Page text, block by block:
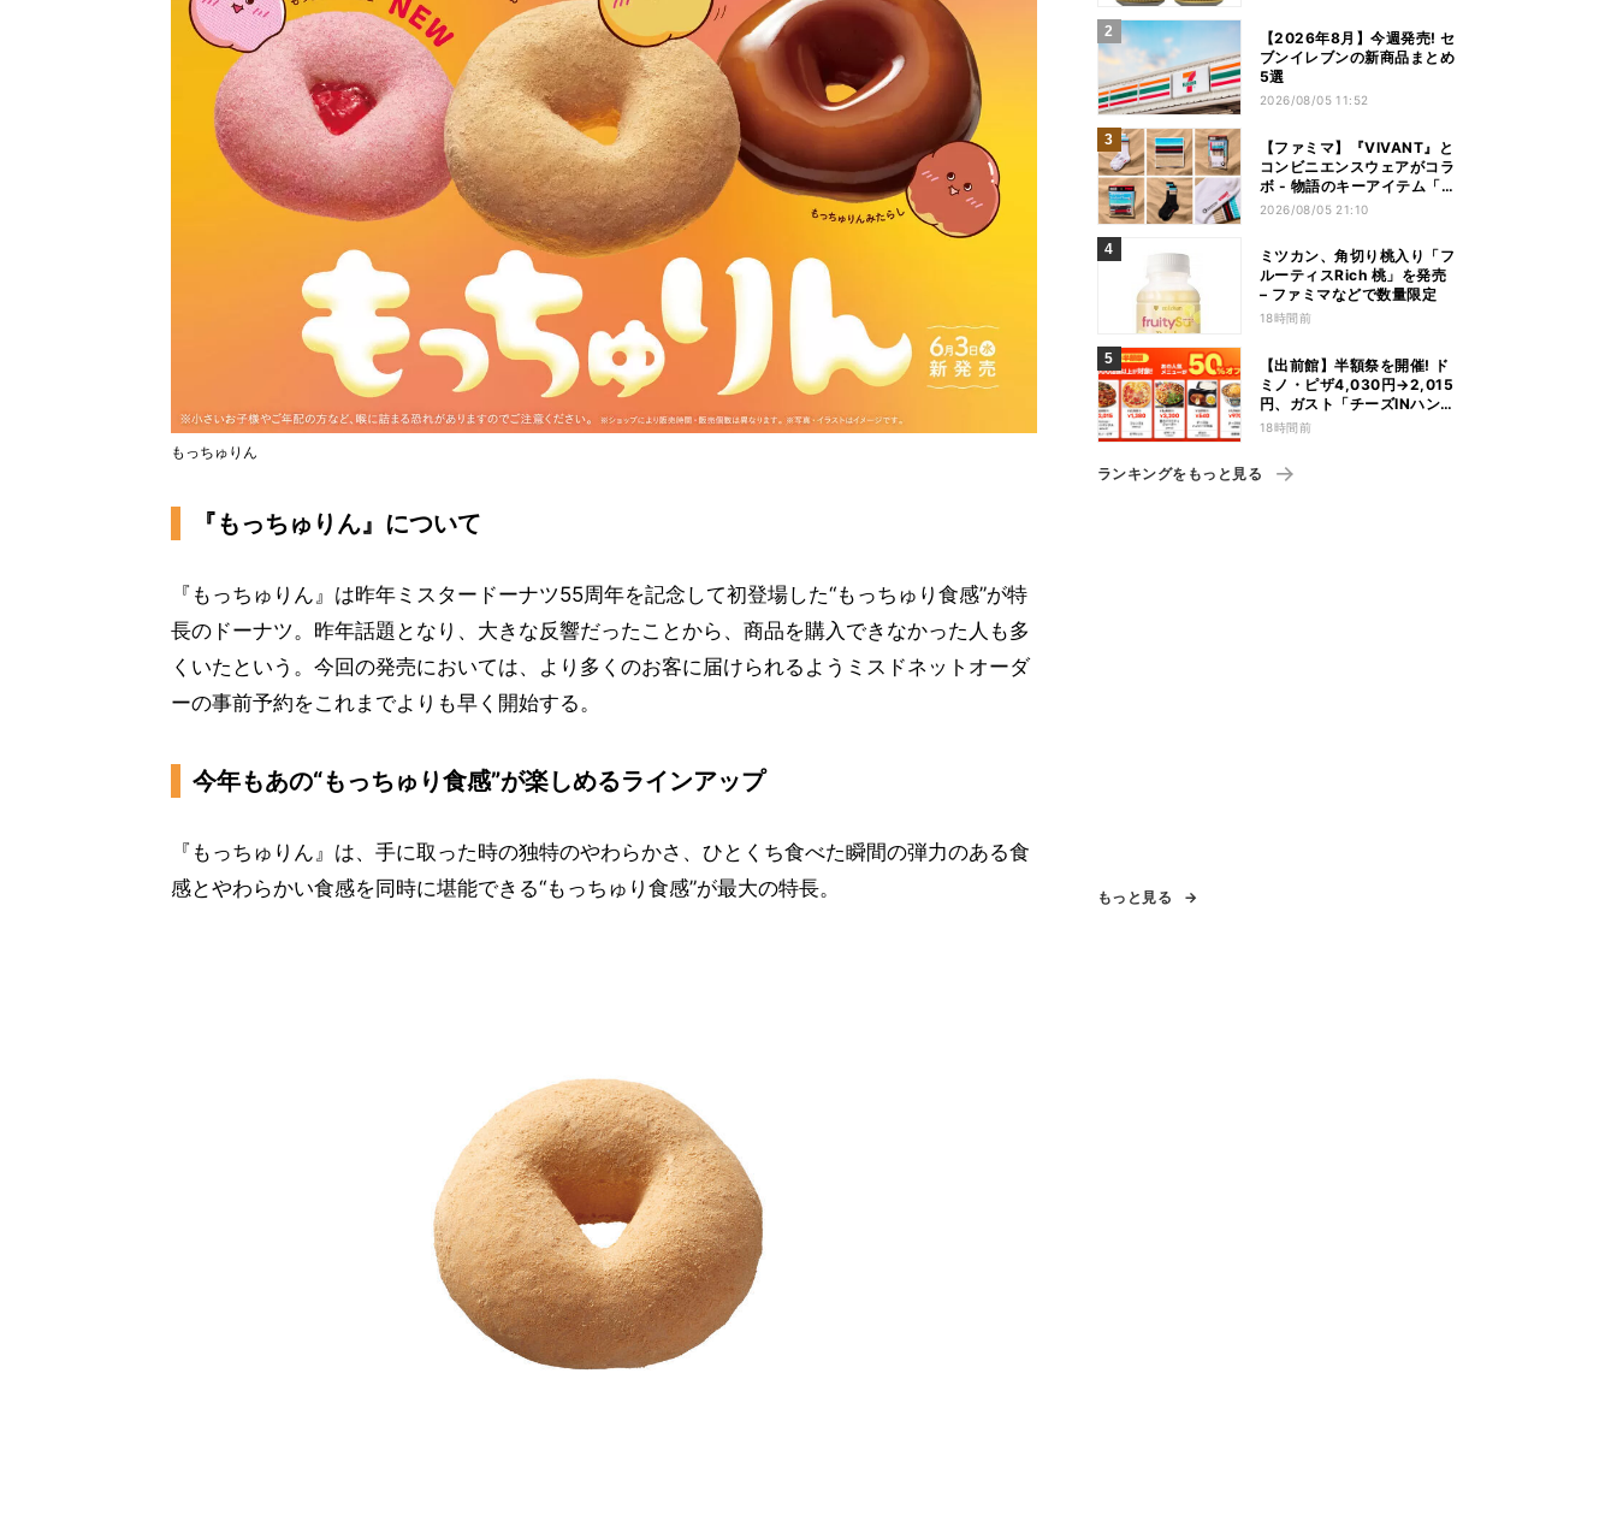
もっちゅりん
『もっちゅりん』について
『もっちゅりん』は昨年ミスタードーナツ55周年を記念して初登場した“もっちゅり食感”が特
長のドーナツ。昨年話題となり、大きな反響だったことから、商品を購入できなかった人も多
くいたという。今回の発売においては、より多くのお客に届けられるようミスドネットオーダ
ーの事前予約をこれまでよりも早く開始する。
今年もあの“もっちゅり食感”が楽しめるラインアップ
『もっちゅりん』は、手に取った時の独特のやわらかさ、ひとくち食べた瞬間の弾力のある食
感とやわらかい食感を同時に堪能できる“もっちゅり食感”が最大の特長。
【2026年8月】今週発売! セ
ブンイレブンの新商品まとめ
5選
2026/08/05 11:52
【ファミマ】『VIVANT』と
コンビニエンスウェアがコラ
ボ - 物語のキーアイテム「別
班饅頭」も発売
2026/08/05 21:10
ミツカン、角切り桃入り「フ
ルーティスRich 桃」を発売
– ファミマなどで数量限定
18時間前
【出前館】半額祭を開催! ド
ミノ・ピザ4,030円→2,015
円、ガスト「チーズINハンバ
ーグ」1,090円→540円...最
18時間前
ランキングをもっと見る
もっと見る